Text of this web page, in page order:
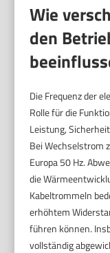
Wie
den
Die Frequenz der
Rolle für die
Leistung,
Bei Wechselstrom
Europa 50 Hz.
die
Kabeltrommeln
erhöhtem
führen können.
vollständig